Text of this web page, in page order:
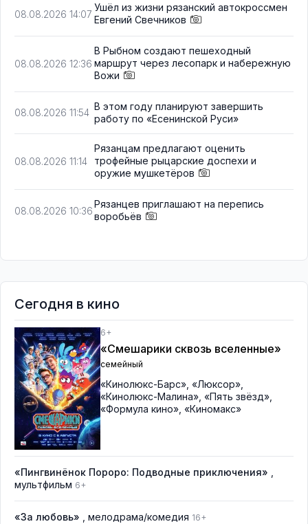
08.08.2026 14:07
Ушёл из жизни рязанский автокроссмен
Евгений Свечников
08.08.2026 12:36
В Рыбном создают пешеходный
маршрут через лесопарк и набережную
Вожи
08.08.2026 11:54
В этом году планируют завершить
работу по «Есенинской Руси»
08.08.2026 11:14
Рязанцам предлагают оценить
трофейные рыцарские доспехи и
оружие мушкетёров
08.08.2026 10:36
Рязанцев приглашают на перепись
воробьёв
Сегодня в кино
6+
«Смешарики сквозь вселенные»
семейный
«Кинолюкс-Барс», «Люксор»,
«Кинолюкс-Малина», «Пять звёзд»,
«Формула кино», «Киномакс»
«Пингвинёнок Пороро: Подводные приключения»
мультфильм 6+
«За любовь» , мелодрама/комедия 16+